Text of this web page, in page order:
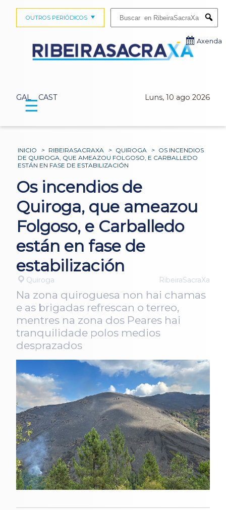
GAL CAST Luns, 10 ago 2026
OUTROS PERIÓDICOS
Axenda
☰
INICIO > RIBEIRASACRAXA > QUIROGA > OS INCENDIOS
DE QUIROGA, QUE AMEAZOU FOLGOSO, E CARBALLEDO
ESTÁN EN FASE DE ESTABILIZACIÓN
Os incendios de
Quiroga, que ameazou
Folgoso, e Carballedo
están en fase de
estabilización
Quiroga RibeiraSacraXa
Na zona quiroguesa non hai chamas
e as brigadas refrescan o terreo,
mentres na zona dos Peares hai
tranquilidade polos medios
desprazados